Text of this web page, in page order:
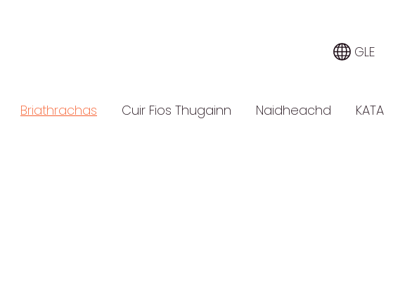
Briathrachas Cuir Fios Thugainn Naidheachd KATA
GLE